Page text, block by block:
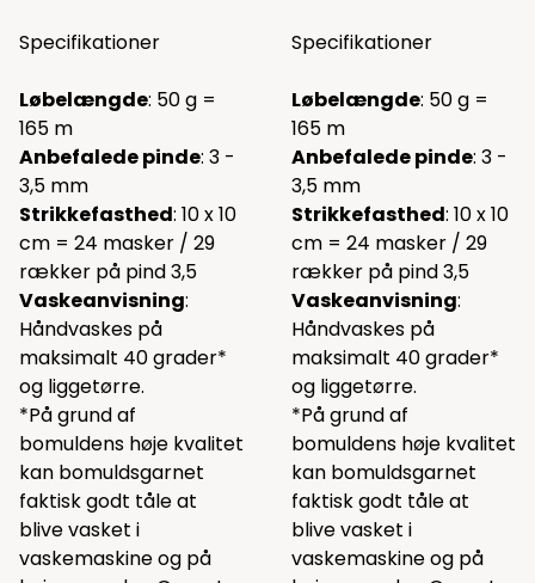
Specifikationer
Løbelængde: 50 g =
165 m
Anbefalede pinde: 3 -
3,5 mm
Strikkefasthed: 10 x 10
cm = 24 masker / 29
rækker på pind 3,5
Vaskeanvisning:
Håndvaskes på
maksimalt 40 grader*
og liggetørre.
*På grund af
bomuldens høje kvalitet
kan bomuldsgarnet
faktisk godt tåle at
blive vasket i
vaskemaskine og på
Specifikationer
Løbelængde: 50 g =
165 m
Anbefalede pinde: 3 -
3,5 mm
Strikkefasthed: 10 x 10
cm = 24 masker / 29
rækker på pind 3,5
Vaskeanvisning:
Håndvaskes på
maksimalt 40 grader*
og liggetørre.
*På grund af
bomuldens høje kvalitet
kan bomuldsgarnet
faktisk godt tåle at
blive vasket i
vaskemaskine og på